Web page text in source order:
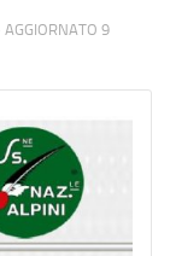
· AGGIORNATO 9